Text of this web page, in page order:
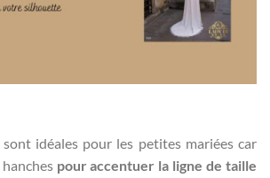
sont idéales pour les petites mariées car
pour accentuer la ligne de taille